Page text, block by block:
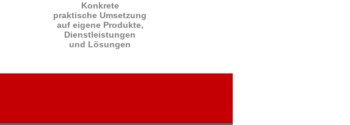
Konkrete
praktische Umsetzung
auf eigene Produkte,
Dienstleistungen
und Lösungen